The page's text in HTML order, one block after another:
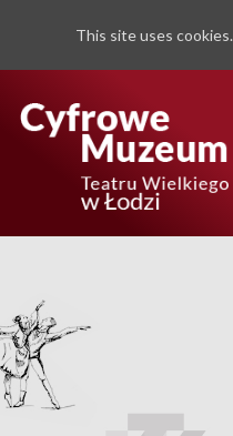
This site uses cookies.